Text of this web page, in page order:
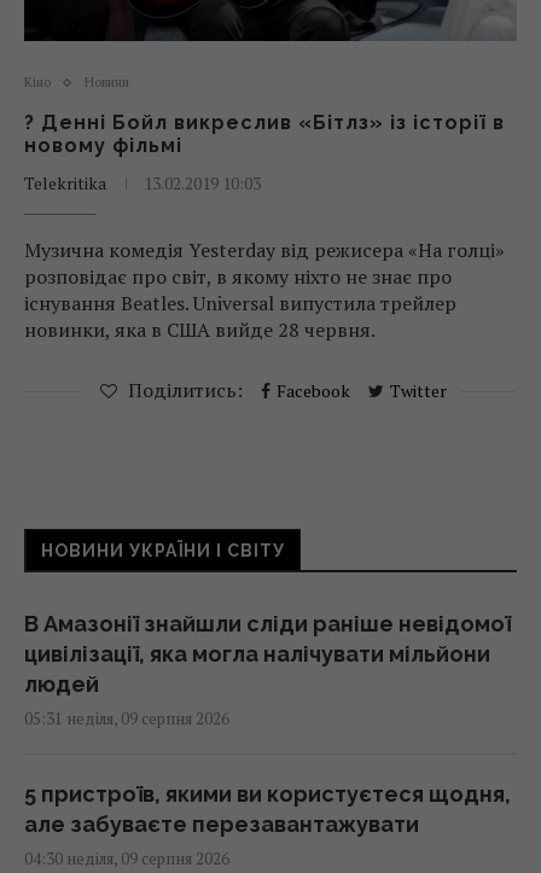
Кіно Новини
? Денні Бойл викреслив «Бітлз» із історії в
новому фільмі
Telekritika
13.02.2019 10:03
Музична комедія Yesterday від режисера «На голці»
розповідає про світ, в якому ніхто не знає про
існування Beatles. Universal випустила трейлер
новинки, яка в США вийде 28 червня.
Поділитись: Facebook Twitter
НОВИНИ УКРАЇНИ І СВІТУ
В Амазонії знайшли сліди раніше невідомої
цивілізації, яка могла налічувати мільйони
людей
05:31 неділя, 09 серпня 2026
5 пристроїв, якими ви користуєтеся щодня,
але забуваєте перезавантажувати
04:30 неділя, 09 серпня 2026